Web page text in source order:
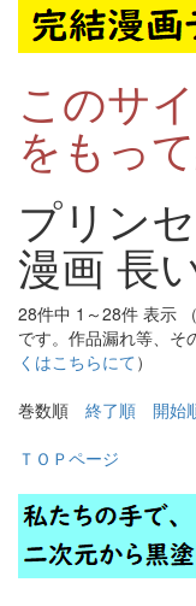
このサ
をもっ
プリン
漫画 長
28件中 1～28件 表示
です。作品漏れ等、そ
くはこちらにて）
巻数順 終了順
開始
ＴＯＰページ